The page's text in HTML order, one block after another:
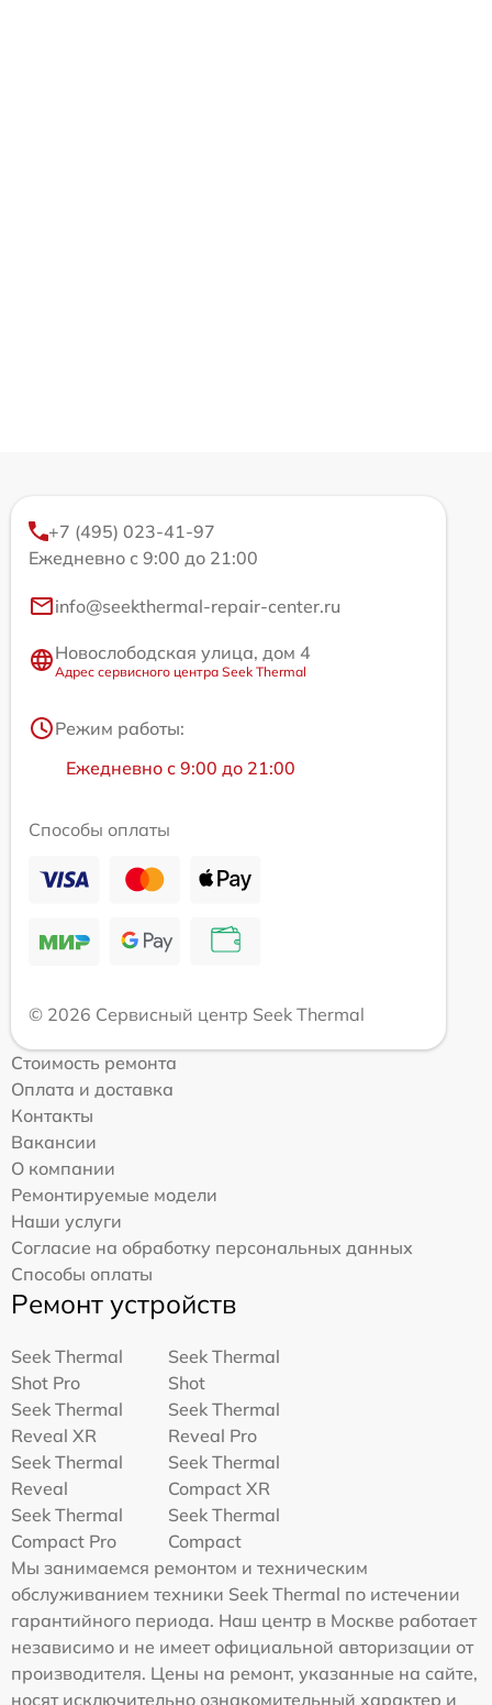
+7 (495) 023-41-97
Ежедневно с 9:00 до 21:00
info@seekthermal-repair-center.ru
Новослободская улица, дом 4
Адрес сервисного центра Seek Thermal
Режим работы:
Ежедневно с 9:00 до 21:00
Способы оплаты
© 2026 Сервисный центр Seek Thermal
Стоимость ремонта
Оплата и доставка
Контакты
Вакансии
О компании
Ремонтируемые модели
Наши услуги
Согласие на обработку персональных данных
Способы оплаты
Ремонт устройств
Seek Thermal
Shot Pro
Seek Thermal
Shot
Seek Thermal
Reveal XR
Seek Thermal
Reveal Pro
Seek Thermal
Reveal
Seek Thermal
Compact XR
Seek Thermal
Compact Pro
Seek Thermal
Compact
Мы занимаемся ремонтом и техническим
обслуживанием техники Seek Thermal по истечении
гарантийного периода. Наш центр в Москве работает
независимо и не имеет официальной авторизации от
производителя. Цены на ремонт, указанные на сайте,
носят исключительно ознакомительный характер и